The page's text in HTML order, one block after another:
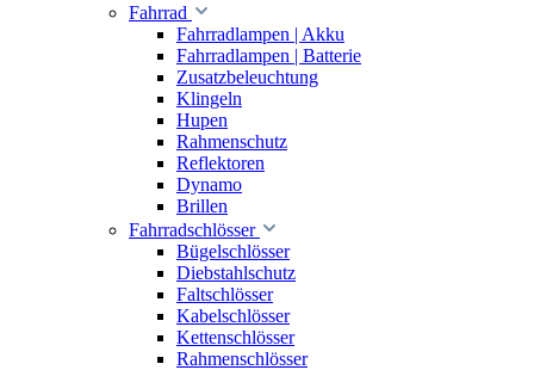
Fahrrad
Fahrradlampen | Akku
Fahrradlampen | Batterie
Zusatzbeleuchtung
Klingeln
Hupen
Rahmenschutz
Reflektoren
Dynamo
Brillen
Fahrradschlösser
Bügelschlösser
Diebstahlschutz
Faltschlösser
Kabelschlösser
Kettenschlösser
Rahmenschlösser